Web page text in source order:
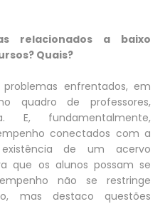
relacionados a baixo
Quais?
enfrentados, em
quadro de professores,
E, fundamentalmente,
conectados com a
de um acervo
que os alunos possam se
não se restringe
mas destaco questões